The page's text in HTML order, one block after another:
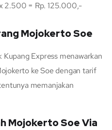
2.500 = Rp. 125.000,-
Mojokerto Soe
Express menawarkan
ke Soe dengan tarif
memanjakan
Mojokerto Soe Via